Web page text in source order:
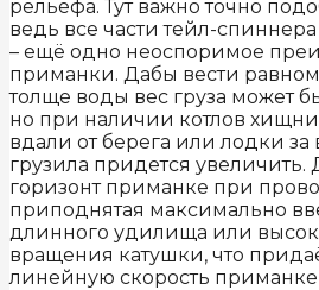
рельефа. Тут важно точно
ведь все части тейл-
– ещё одно неоспоримое
приманки. Дабы вести
толще воды вес груза может
но при наличии котлов
вдали от берега или лодки за
грузила придется
горизонт приманке при
приподнятая максимально
длинного удилища или
вращения катушки, что
линейную скорость